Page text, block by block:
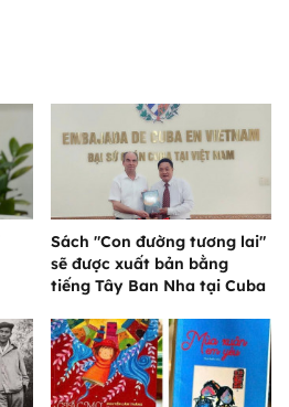
Sách "Con đường tương lai"
sẽ được xuất bản bằng
tiếng Tây Ban Nha tại Cuba